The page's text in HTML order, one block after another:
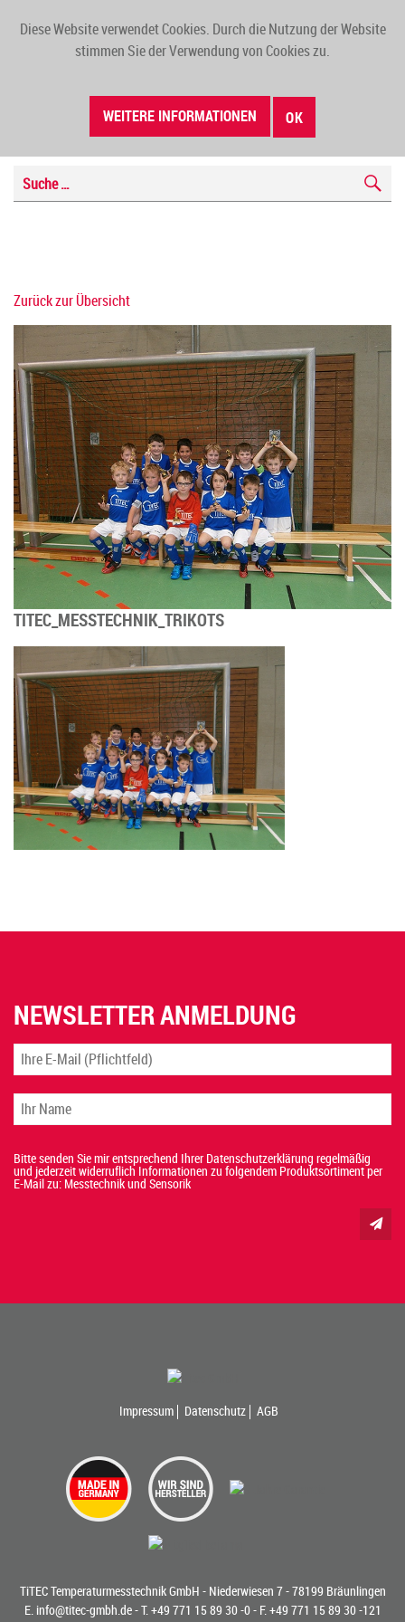
Diese Website verwendet Cookies. Durch die Nutzung der Website
stimmen Sie der Verwendung von Cookies zu.
WEITERE INFORMATIONEN OK
Zurück zur Übersicht
TITEC_MESSTECHNIK_TRIKOTS
NEWSLETTER ANMELDUNG
Bitte senden Sie mir entsprechend Ihrer Datenschutzerklärung regelmäßig
und jederzeit widerruflich Informationen zu folgendem Produktsortiment per
E-Mail zu: Messtechnik und Sensorik
Impressum Datenschutz AGB
TiTEC Temperaturmesstechnik GmbH - Niederwiesen 7 - 78199 Bräunlingen
E. info@titec-gmbh.de- T.+49 771 15 89 30 -0- F. +49 771 15 89 30 -121